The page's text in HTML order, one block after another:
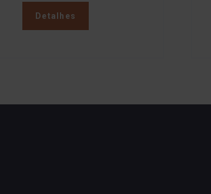
Detalhes